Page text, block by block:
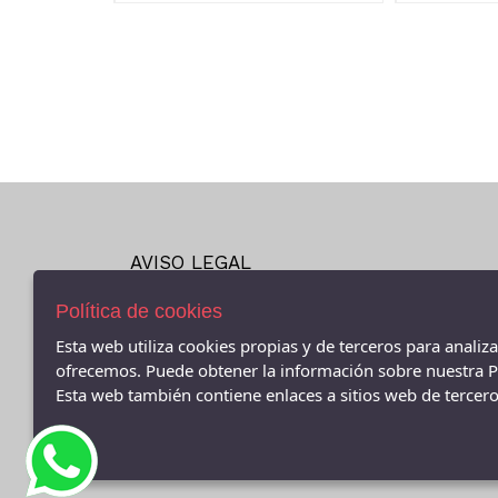
AVISO LEGAL
ENVÍOS Y DEVOLUCIONES
POLÍTICA DE PRIVACIDAD
- (CEE ) AVDA.LINO RODRIGUEZ MADERO 9, Cee -
(A Coruña)
Política de cookies
Esta web utiliza cookies propias y de terceros para
ofrecemos. Puede obtener la información sobre nuestra
Esta web también contiene enlaces a sitios web de